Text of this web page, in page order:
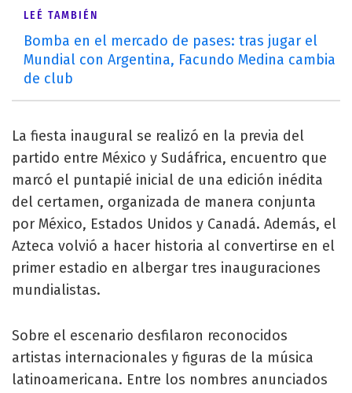
LEÉ TAMBIÉN
Bomba en el mercado de pases: tras jugar el
Mundial con Argentina, Facundo Medina cambia
de club
La fiesta inaugural se realizó en la previa del
partido entre México y Sudáfrica, encuentro que
marcó el puntapié inicial de una edición inédita
del certamen, organizada de manera conjunta
por México, Estados Unidos y Canadá. Además, el
Azteca volvió a hacer historia al convertirse en el
primer estadio en albergar tres inauguraciones
mundialistas.
Sobre el escenario desfilaron reconocidos
artistas internacionales y figuras de la música
latinoamericana. Entre los nombres anunciados